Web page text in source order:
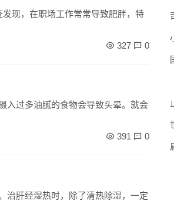
现，在职场工作常常导致肥胖，特
327 0
入过多油腻的食物会导致头晕。就会
391 0
治肝经湿热时，除了清热除湿，一定